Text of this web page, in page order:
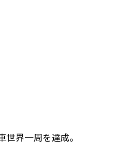
界一周を達成。